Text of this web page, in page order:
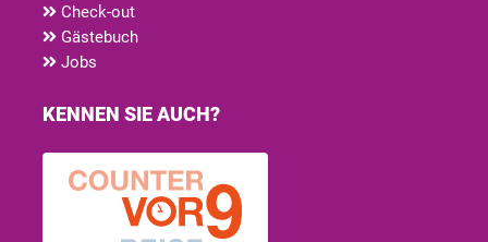
Check-out
Gästebuch
Jobs
KENNEN SIE AUCH?